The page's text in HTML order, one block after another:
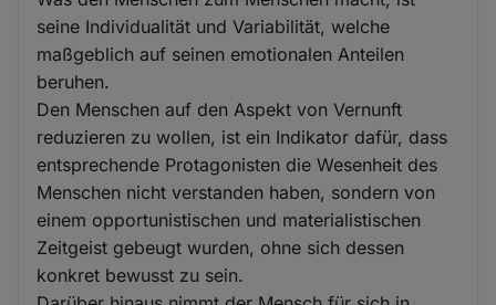
seine Individualität und Variabilität, welche
maßgeblich auf seinen emotionalen Anteilen
beruhen.
Den Menschen auf den Aspekt von Vernunft
reduzieren zu wollen, ist ein Indikator dafür, dass
entsprechende Protagonisten die Wesenheit des
Menschen nicht verstanden haben, sondern von
einem opportunistischen und materialistischen
Zeitgeist gebeugt wurden, ohne sich dessen
konkret bewusst zu sein.